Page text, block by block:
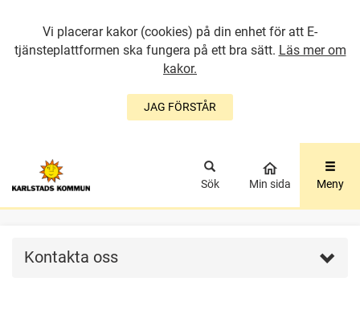
Vi placerar kakor (cookies) på din enhet för att E-
tjänsteplattformen ska fungera på ett bra sätt. Läs mer om
kakor.
JAG FÖRSTÅR
GÅ DIREKT TILL
Sök Min sida Meny
Kontakta oss